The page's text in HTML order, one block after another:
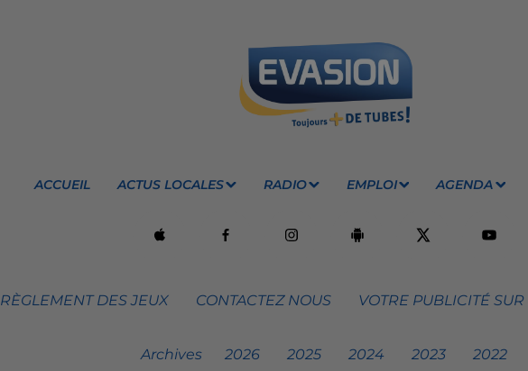
ACCUEIL ACTUS LOCALES RADIO EMPLOI AGENDA
RÈGLEMENT DES JEUX CONTACTEZ NOUS VOTRE PUBLICITÉ
Archives 2026 2025 2024 2023 2022